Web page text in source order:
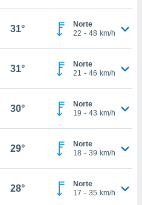
31°
Norte
22 - 48 km/h
31°
Norte
21 - 46 km/h
30°
Norte
19 - 43 km/h
29°
Norte
18 - 39 km/h
28°
Norte
17 - 35 km/h